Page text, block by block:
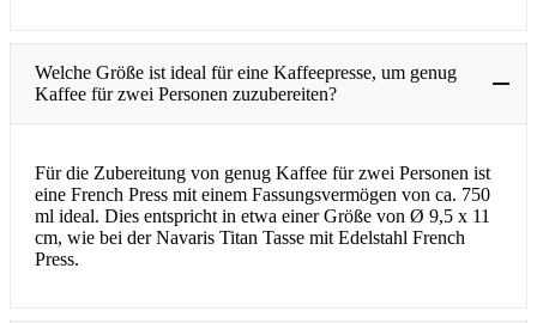
Welche Größe ist ideal für eine Kaffeepresse, um genug
Kaffee für zwei Personen zuzubereiten?
Für die Zubereitung von genug Kaffee für zwei Personen ist
eine French Press mit einem Fassungsvermögen von ca. 750
ml ideal. Dies entspricht in etwa einer Größe von Ø 9,5 x 11
cm, wie bei der Navaris Titan Tasse mit Edelstahl French
Press.